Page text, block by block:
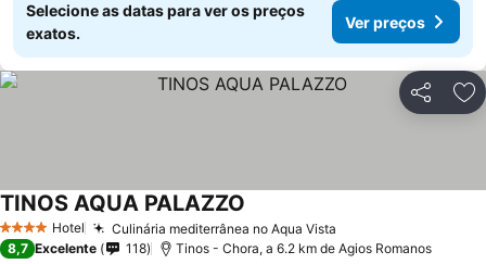
Selecione as datas para ver os preços
exatos.
Ver preços
Partilhar
4 EstrelasHotel Culinária mediterrânea no Aqua Vista
TINOS AQUA PALAZZO
8,7 Excelente 118 Tinos - Chora, a 6.2 km de Agios Romanos